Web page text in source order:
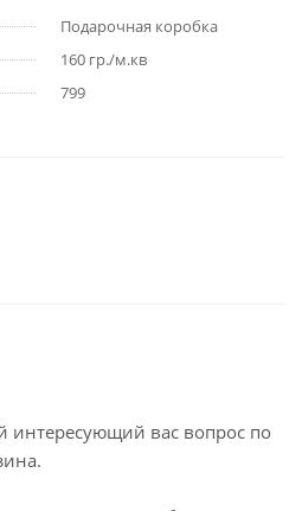
Подарочная коробка
160 гр./м.кв
799
интересующий вас вопрос по